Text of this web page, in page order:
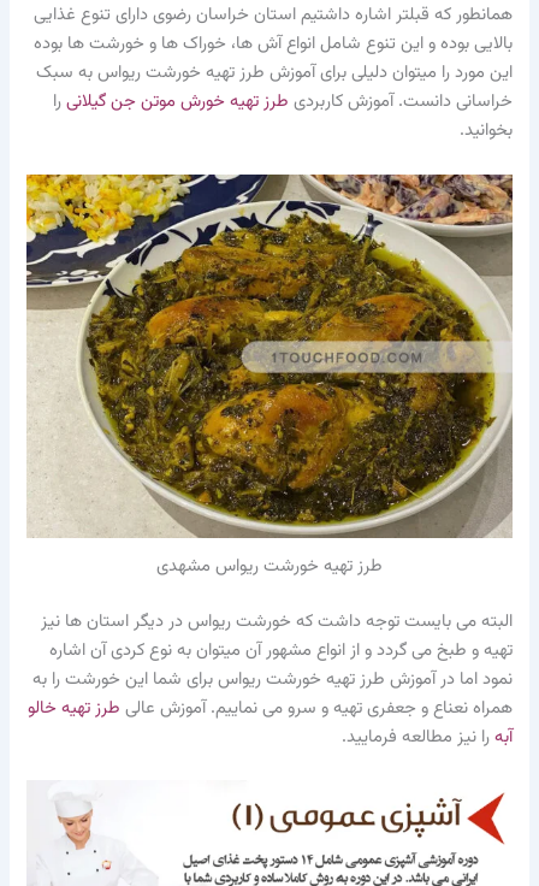
همانطور که قبلتر اشاره داشتیم استان خراسان رضوی دارای تنوع غذایی
بالایی بوده و این تنوع شامل انواع آش ها، خوراک ها و خورشت ها بوده
این مورد را میتوان دلیلی برای آموزش طرز تهیه خورشت ریواس به سبک
خراسانی دانست. آموزش کاربردی طرز تهیه خورش موتن جن گیلانیرا
بخوانید.
طرز تهیه خورشت ریواس مشهدی
البته می بایست توجه داشت که خورشت ریواس در دیگر استان ها نیز
تهیه و طبخ می گردد و از انواع مشهور آن میتوان به نوع کردی آن اشاره
نمود اما در آموزش طرز تهیه خورشت ریواس برای شما این خورشت را به
همراه نعناع و جعفری تهیه و سرو می نماییم. آموزش عالی طرز تهیه خالو
آبهرا نیز مطالعه فرمایید.